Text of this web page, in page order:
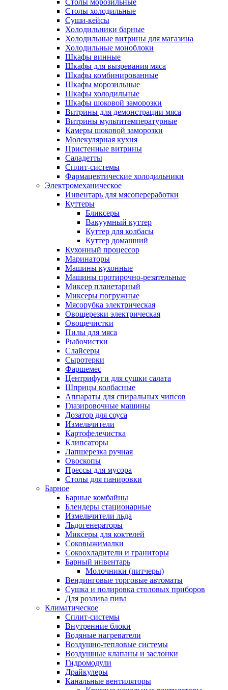
Столы морозильные
Столы холодильные
Суши-кейсы
Холодильники барные
Холодильные витрины для магазина
Холодильные моноблоки
Шкафы винные
Шкафы для вызревания мяса
Шкафы комбинированные
Шкафы морозильные
Шкафы холодильные
Шкафы шоковой заморозки
Витрины для демонстрации мяса
Витрины мультитемпературные
Камеры шоковой заморозки
Молекулярная кухня
Пристенные витрины
Саладетты
Сплит-системы
Фармацевтические холодильники
Электромеханическое
Инвентарь для мясопереработки
Куттеры
Бликсеры
Вакуумный куттер
Куттер для колбасы
Куттер домашний
Кухонный процессор
Маринаторы
Машины кухонные
Машины протирочно-резательные
Миксер планетарный
Миксеры погружные
Мясорубка электрическая
Овощерезки электрическая
Овощечистки
Пилы для мяса
Рыбочистки
Слайсеры
Сыротерки
Фаршемес
Центрифуги для сушки салата
Шприцы колбасные
Аппараты для спиральных чипсов
Глазировочные машины
Дозатор для соуса
Измельчители
Картофелечистка
Клипсаторы
Лапшерезка ручная
Овоскопы
Прессы для мусора
Столы для панировки
Барное
Барные комбайны
Блендеры стационарные
Измельчители льда
Льдогенераторы
Миксеры для коктелей
Соковыжималки
Сокоохладители и граниторы
Барный инвентарь
Молочники (питчеры)
Вендинговые торговые автоматы
Сушка и полировка столовых приборов
Для розлива пива
Климатическое
Сплит-системы
Внутренние блоки
Водяные нагреватели
Воздушно-тепловые системы
Воздушные клапаны и заслонки
Гидромодули
Драйкулеры
Канальные вентиляторы